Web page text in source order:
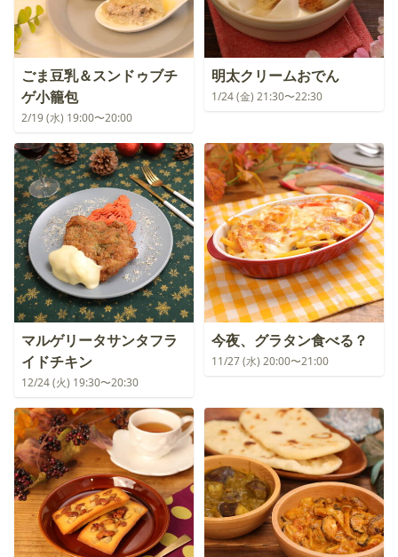
ごま豆乳＆スンドゥブチ
ゲ小籠包
2/19 (水) 19:00〜20:00
明太クリームおでん
1/24 (金) 21:30〜22:30
マルゲリータサンタフラ
イドチキン
12/24 (火) 19:30〜20:30
今夜、グラタン食べる？
11/27 (水) 20:00〜21:00